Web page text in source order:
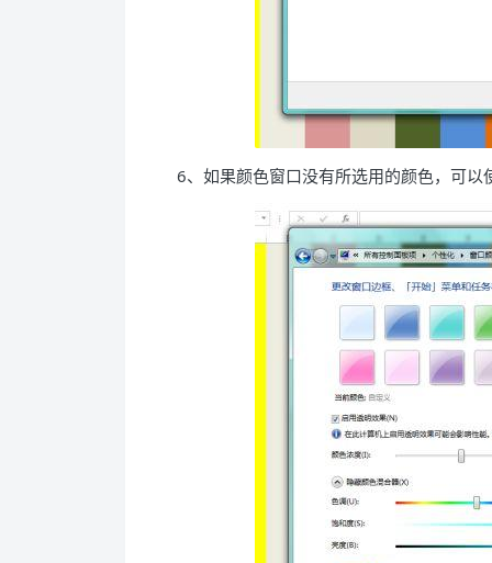
6、如果颜色窗口没有所选用的颜色，可以